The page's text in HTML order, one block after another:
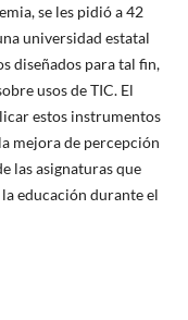
se les pidió a 42
universidad estatal
diseñados para tal fin,
usos de TIC. El
estos instrumentos
mejora de percepción
las asignaturas que
educación durante el